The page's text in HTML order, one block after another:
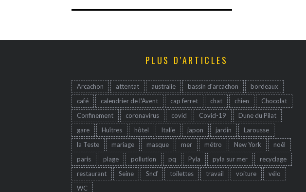
PLUS D’ARTICLES
Arcachon attentat australie bassin d'arcachon
bordeaux
café
calendrier de l'Avent cap ferret chat chien
Chocolat
Confinement
coronavirus covid Covid-19
Dune du Pilat
gare
Huîtres hôtel Italie japon jardin
Larousse
la Teste
mariage masque mer métro New York
noêl
paris
plage pollution pq Pyla pyla sur mer
recyclage
restaurant
Seine Sncf toilettes travail voiture
vélo
WC